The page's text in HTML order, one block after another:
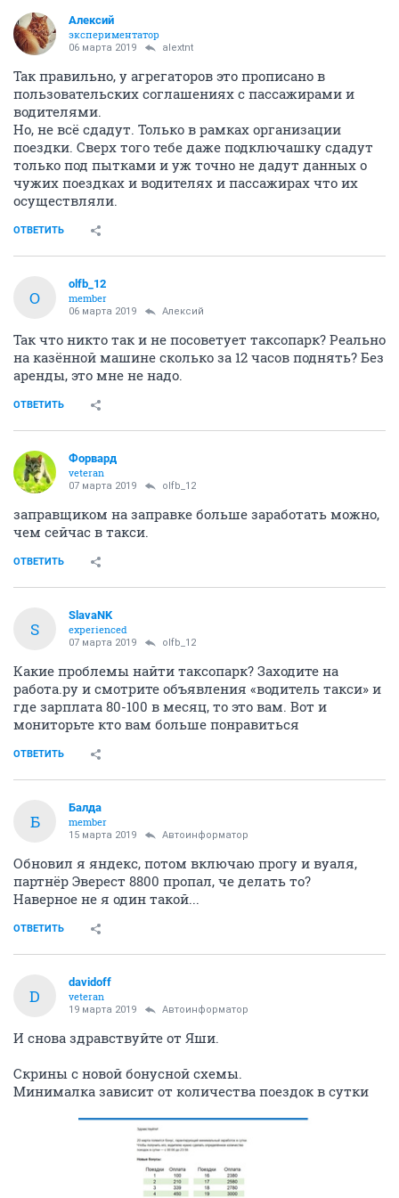
Алексий
экспериментатор
06 марта 2019 alextnt
Так правильно, у агрегаторов это прописано в
пользовательских соглашениях с пассажирами и
водителями.
Но, не всё сдадут. Только в рамках организации
поездки. Сверх того тебе даже подключашку сдадут
только под пытками и уж точно не дадут данных о
чужих поездках и водителях и пассажирах что их
осуществляли.
ОТВЕТИТЬ
O
olfb_12
member
06 марта 2019 Алексий
Так что никто так и не посоветует таксопарк? Реально
на казённой машине сколько за 12 часов поднять? Без
аренды, это мне не надо.
ОТВЕТИТЬ
Форвард
veteran
07 марта 2019 olfb_12
заправщиком на заправке больше заработать можно,
чем сейчас в такси.
ОТВЕТИТЬ
S
SlavaNK
experienced
07 марта 2019 olfb_12
Какие проблемы найти таксопарк? Заходите на
работа.ру и смотрите объявления «водитель такси» и
где зарплата 80-100 в месяц, то это вам. Вот и
мониторьте кто вам больше понравиться
ОТВЕТИТЬ
Б
Балда
member
15 марта 2019 Автоинформатор
Обновил я яндекс, потом включаю прогу и вуаля,
партнёр Эверест 8800 пропал, че делать то?
Наверное не я один такой...
ОТВЕТИТЬ
D
davidoff
veteran
19 марта 2019 Автоинформатор
И снова здравствуйте от Яши.
Скрины с новой бонусной схемы.
Минималка зависит от количества поездок в сутки